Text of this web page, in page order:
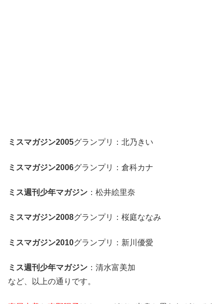
ミスマガジン2005グランプリ：北乃きい
ミスマガジン2006グランプリ：倉科カナ
ミス週刊少年マガジン ：松井絵里奈
ミスマガジン2008グランプリ：桜庭ななみ
ミスマガジン2010グランプリ：新川優愛
ミス週刊少年マガジン ：清水富美加
など、以上の通りです。